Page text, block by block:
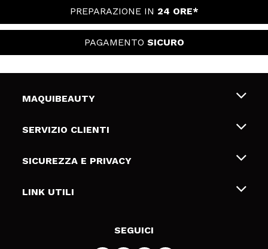
PREPARAZIONE IN 24 ORE*
PAGAMENTO SICURO
MAQUIBEAUTY
Chi siamo
Gift Cards
SERVIZIO CLIENTI
Spedizioni & Resi
Metodi di pagamamento
SICUREZZA E PRIVACY
Termini e condizioni
LINK UTILI
SEGUICI